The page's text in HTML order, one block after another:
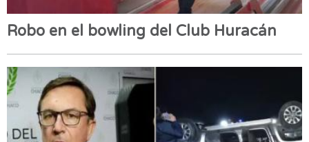
Robo en el bowling del Club Huracán